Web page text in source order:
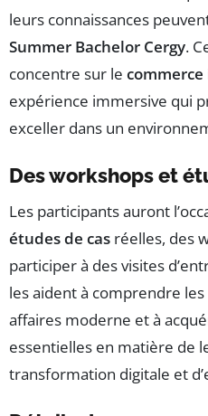
leurs connaissances
Summer Bachelor Cergy.
concentre sur le
expérience immersive qui
exceller dans un
Des workshops et
Les participants auront
études de cas réelles, des
participer à des visites
les aident à comprendre
affaires moderne et à
essentielles en matière de
transformation digitale et